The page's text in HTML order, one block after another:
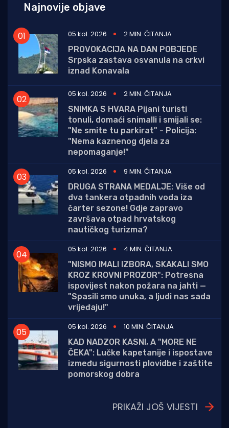
Najnovije objave
05 kol. 2026
2 MIN. ČITANJA
PROVOKACIJA NA DAN POBJEDE
Srpska zastava osvanula na crkvi
iznad Konavala
05 kol. 2026
2 MIN. ČITANJA
SNIMKA S HVARA Pijani turisti
tonuli, domaći snimalli i smijali se:
"Ne smite tu parkirat" - Policija:
"Nema kaznenog djela za
nepomaganje!"
05 kol. 2026
9 MIN. ČITANJA
DRUGA STRANA MEDALJE: Više od
dva tankera otpadnih voda iza
čarter sezone! Gdje zapravo
završava otpad hrvatskog
nautičkog turizma?
05 kol. 2026
4 MIN. ČITANJA
"NISMO IMALI IZBORA, SKAKALI SMO
KROZ KROVNI PROZOR": Potresna
ispovijest nakon požara na jahti —
"Spasili smo unuka, a ljudi nas sada
vrijeđaju!"
05 kol. 2026
10 MIN. ČITANJA
KAD NADZOR KASNI, A "MORE NE
ČEKA": Lučke kapetanije i ispostave
između sigurnosti plovidbe i zaštite
pomorskog dobra
PRIKAŽI JOŠ VIJESTI